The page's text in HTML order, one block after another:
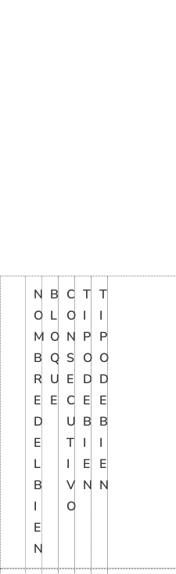
N
O
M
B
R
E
D
E
L
B
I
E
N
B
L
O
Q
U
E
C
O
N
S
E
C
U
T
I
V
O
T
I
P
O
D
E
B
I
E
N
T
I
P
O
D
E
B
I
E
N